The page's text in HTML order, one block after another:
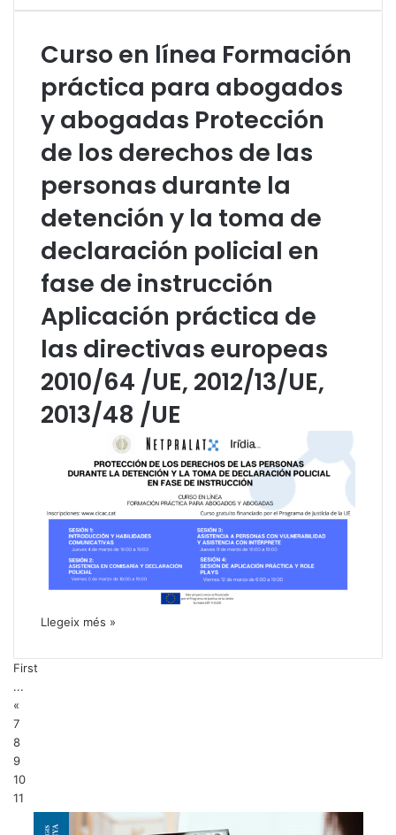
Curso en línea Formación
práctica para abogados
y abogadas Protección
de los derechos de las
personas durante la
detención y la toma de
declaración policial en
fase de instrucción
Aplicación práctica de
las directivas europeas
2010/64 /UE, 2012/13/UE,
2013/48 /UE
Llegeix més »
First
...
«
7
8
9
10
11